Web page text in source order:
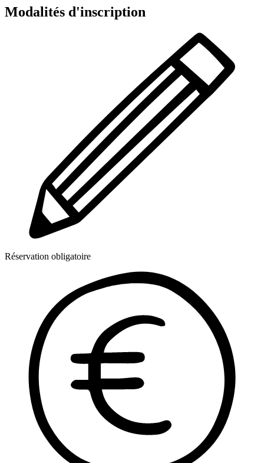
Modalités d'inscription
Réservation obligatoire